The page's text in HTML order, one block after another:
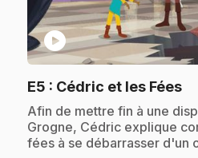
play_circle
E5 : Cédric et les Fées.
.Afin de mettre fin à une
Grogne, Cédric explique
fées à se débarrasser d'un